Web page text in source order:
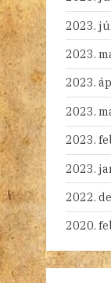
2023.
2023.
2023.
2023.
2023.
2023.
2022.
2020.